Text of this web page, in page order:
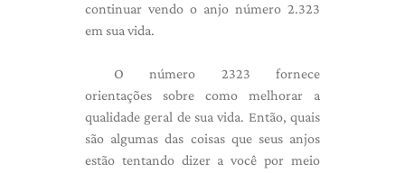
continuar vendo o anjo número 2.323
em sua vida.
O número 2323 fornece
orientações sobre como melhorar a
qualidade geral de sua vida. Então, quais
são algumas das coisas que seus anjos
estão tentando dizer a você por meio